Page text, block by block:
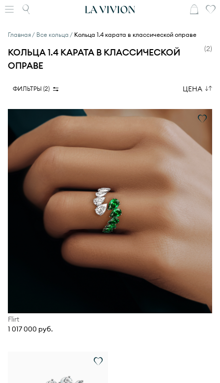
Главная Все кольца Кольца 1.4 карата в классической оправе
КОЛЬЦА 1.4 КАРАТА В КЛАССИЧЕСКОЙ
ОПРАВЕ
(2)
ФИЛЬТРЫ (2) ЦЕНА
Flirt
1 017 000 руб.